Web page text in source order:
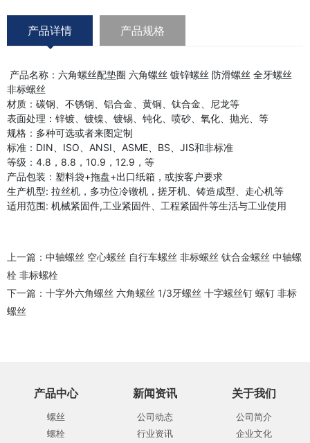
产品详情 产品规格
产品名称：六角螺丝配垫圈 六角螺丝 镀锌螺丝 防滑螺丝 全牙螺丝
非标螺丝
材质：碳钢、不锈钢、铝合金、黄铜、钛合金、尼龙等
表面处理：锌镀、镀镍、镀锡、钝化、喷砂、氧化、抛光、等
规格：多种可选或者来图定制
标准：DIN、ISO、ANSI、ASME、BS、JIS和非标准
等级：4.8，8.8，10.9，12.9，等
产品包装：塑料袋+拖盘+出口纸箱，或按客户要求
生产机型: 拉丝机，多功位冷镦机，搓牙机、铸造成型、走心机等
适用范围: 机械紧固件,工业紧固件、工程紧固件等生活与工业使用
上一篇： 中轴螺丝 空心螺丝 自行车螺丝 非标螺丝 钛合金螺丝 中轴螺
栓 非标螺栓
下一篇： 十字外六角螺丝 六角螺丝 1/3牙螺丝 十字螺丝钉 螺钉 非标
螺丝
产品中心
螺丝
螺栓
新闻资讯
公司动态
行业资讯
关于我们
公司简介
企业文化